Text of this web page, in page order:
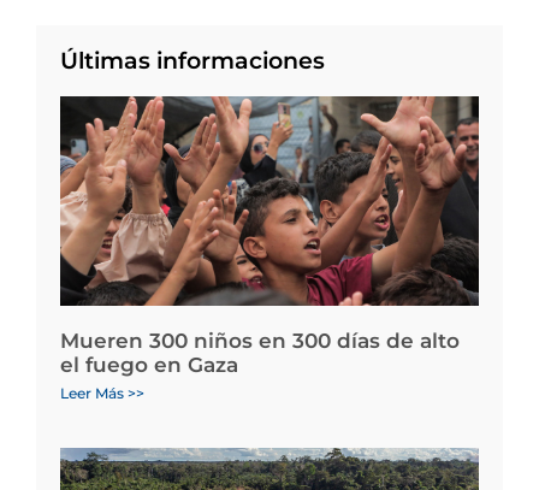
Últimas informaciones
Mueren 300 niños en 300 días de alto
el fuego en Gaza
Leer Más >>